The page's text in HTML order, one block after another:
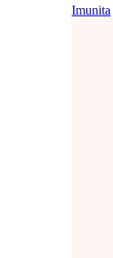
Imunita